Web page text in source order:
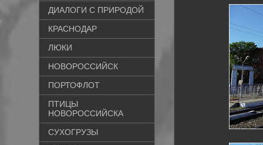
ДИАЛОГИ С ПРИРОДОЙ
КРАСНОДАР
ЛЮКИ
НОВОРОССИЙСК
ПОРТОФЛОТ
ПТИЦЫ
НОВОРОССИЙСКА
СУХОГРУЗЫ